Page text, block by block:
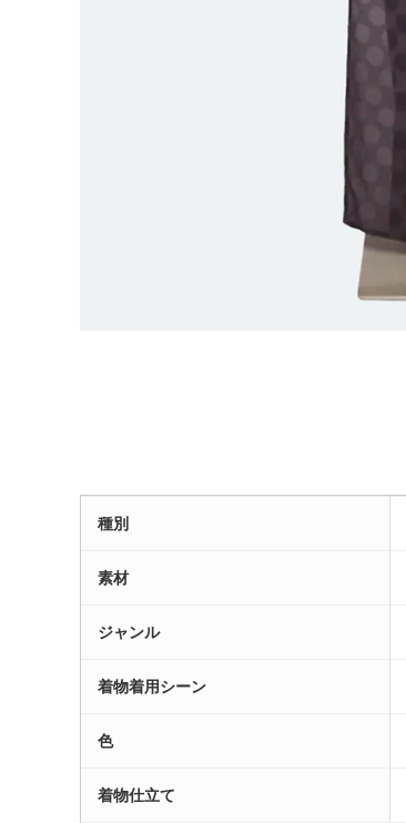
種別
素材
ジャンル
着物着用シーン
色
着物仕立て